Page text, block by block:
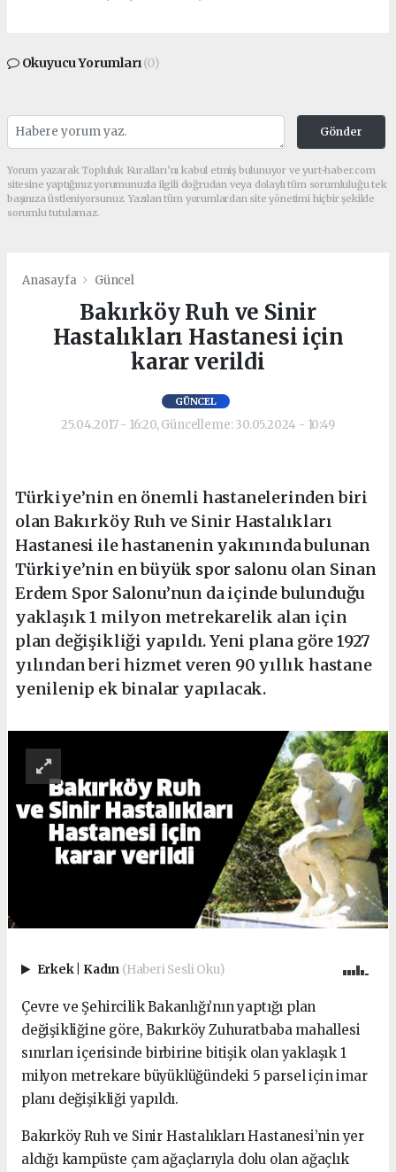
Okuyucu Yorumları(0)
Gönder
Yorum yazarak Topluluk Kuralları’nı kabul etmiş bulunuyor ve yurt-haber.com
sitesine yaptığınız yorumunuzla ilgili doğrudan veya dolaylı tüm sorumluluğu tek
başınıza üstleniyorsunuz. Yazılan tüm yorumlardan site yönetimi hiçbir şekilde
sorumlu tutulamaz.
Anasayfa Güncel
Bakırköy Ruh ve Sinir
Hastalıkları Hastanesi için
karar verildi
GÜNCEL
25.04.2017 - 16:20, Güncelleme: 30.05.2024 - 10:49
Türkiye’nin en önemli hastanelerinden biri
olan Bakırköy Ruh ve Sinir Hastalıkları
Hastanesi ile hastanenin yakınında bulunan
Türkiye’nin en büyük spor salonu olan Sinan
Erdem Spor Salonu’nun da içinde bulunduğu
yaklaşık 1 milyon metrekarelik alan için
plan değişikliği yapıldı. Yeni plana göre 1927
yılından beri hizmet veren 90 yıllık hastane
yenilenip ek binalar yapılacak.
Erkek Kadın (Haberi Sesli Oku)
Çevre ve Şehircilik Bakanlığı’nın yaptığı plan
değişikliğine göre, Bakırköy Zuhuratbaba mahallesi
sınırları içerisinde birbirine bitişik olan yaklaşık 1
milyon metrekare büyüklüğündeki 5 parsel için imar
planı değişikliği yapıldı.
Bakırköy Ruh ve Sinir Hastalıkları Hastanesi’nin yer
aldığı kampüste çam ağaçlarıyla dolu olan ağaçlık